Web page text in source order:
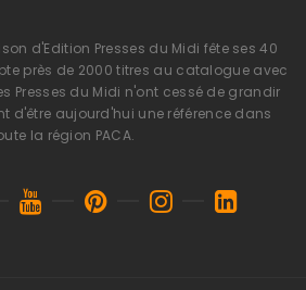
d'Edition Presses du Midi fête ses 40
près de 2000 titres au catalogue avec
Presses du Midi n'ont cessé de grandir
d'être aujourd'hui une référence dans
la région PACA.